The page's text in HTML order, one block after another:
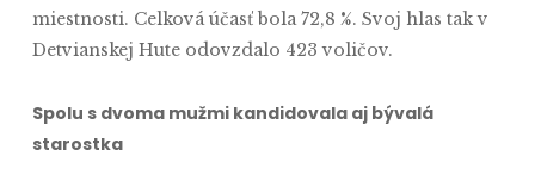
miestnosti. Celková účasť bola 72,8 %. Svoj hlas tak v
Detvianskej Hute odovzdalo 423 voličov.
Spolu s dvoma mužmi kandidovala aj bývalá
starostka